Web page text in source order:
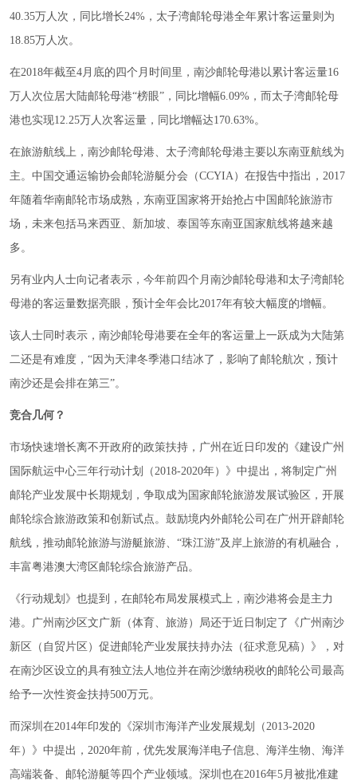
40.35万人次，同比增长24%，太子湾邮轮母港全年累计客运量则为
18.85万人次。
在2018年截至4月底的四个月时间里，南沙邮轮母港以累计客运量16
万人次位居大陆邮轮母港“榜眼”，同比增幅6.09%，而太子湾邮轮母
港也实现12.25万人次客运量，同比增幅达170.63%。
在旅游航线上，南沙邮轮母港、太子湾邮轮母港主要以东南亚航线为
主。中国交通运输协会邮轮游艇分会（CCYIA）在报告中指出，2017
年随着华南邮轮市场成熟，东南亚国家将开始抢占中国邮轮旅游市
场，未来包括马来西亚、新加坡、泰国等东南亚国家航线将越来越
多。
另有业内人士向记者表示，今年前四个月南沙邮轮母港和太子湾邮轮
母港的客运量数据亮眼，预计全年会比2017年有较大幅度的增幅。
该人士同时表示，南沙邮轮母港要在全年的客运量上一跃成为大陆第
二还是有难度，“因为天津冬季港口结冰了，影响了邮轮航次，预计
南沙还是会排在第三”。
竞合几何？
市场快速增长离不开政府的政策扶持，广州在近日印发的《建设广州
国际航运中心三年行动计划（2018-2020年）》中提出，将制定广州
邮轮产业发展中长期规划，争取成为国家邮轮旅游发展试验区，开展
邮轮综合旅游政策和创新试点。鼓励境内外邮轮公司在广州开辟邮轮
航线，推动邮轮旅游与游艇旅游、“珠江游”及岸上旅游的有机融合，
丰富粤港澳大湾区邮轮综合旅游产品。
《行动规划》也提到，在邮轮布局发展模式上，南沙港将会是主力
港。广州南沙区文广新（体育、旅游）局还于近日制定了《广州南沙
新区（自贸片区）促进邮轮产业发展扶持办法（征求意见稿）》，对
在南沙区设立的具有独立法人地位并在南沙缴纳税收的邮轮公司最高
给予一次性资金扶持500万元。
而深圳在2014年印发的《深圳市海洋产业发展规划（2013-2020
年）》中提出，2020年前，优先发展海洋电子信息、海洋生物、海洋
高端装备、邮轮游艇等四个产业领域。深圳也在2016年5月被批准建